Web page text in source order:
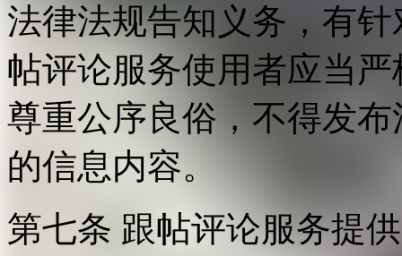
法律法规告知义务，有
帖评论服务使用者应当
尊重公序良俗，不得发
的信息内容。
第七条 跟帖评论服务提